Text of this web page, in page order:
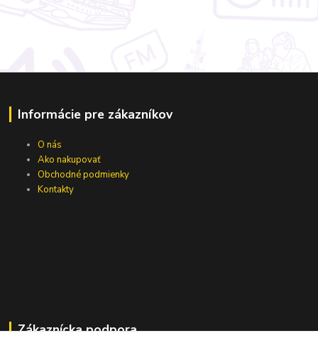
Informácie pre zákazníkov
O nás
Ako nakupovať
Obchodné podmienky
Kontakty
Zákaznícka podpora